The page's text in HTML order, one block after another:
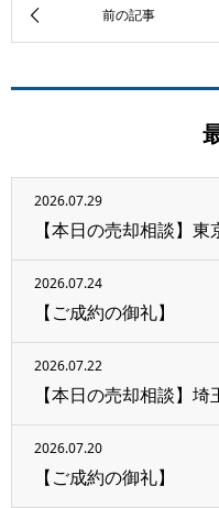
2026.07.29
【本日の売却相談】
2026.07.24
【ご成約の御礼】
2026.07.22
【本日の売却相談】
2026.07.20
【ご成約の御礼】